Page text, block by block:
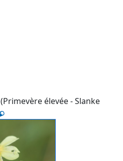
(Primevère élevée - Slanke